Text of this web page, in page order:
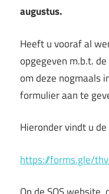
augustus.
Heeft u vooraf al
opgegeven m.b.t.
om deze nogmaals
formulier aan te
Hieronder vindt u
https://forms.gle/